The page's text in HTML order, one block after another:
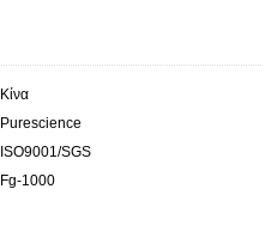
Κίνα
Purescience
ISO9001/SGS
Fg-1000